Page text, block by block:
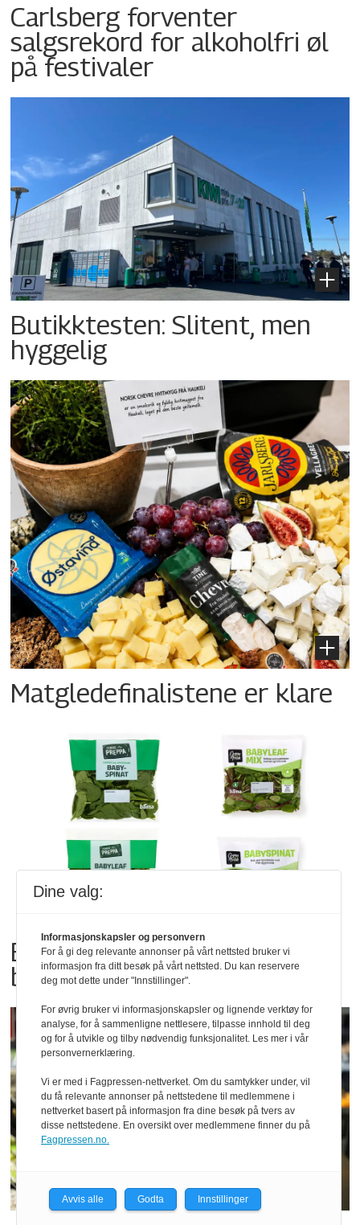
Carlsberg forventer
salgsrekord for alkoholfri øl
på festivaler
Butikktesten: Slitent, men
hyggelig
Matgledefinalistene er klare
Bama tilbakekaller
babyspinat og babyleaf mix
Dine valg:
Informasjonskapsler og personvern
For å gi deg relevante annonser på vårt nettsted bruker vi
informasjon fra ditt besøk på vårt nettsted. Du kan reservere
deg mot dette under "Innstillinger".
For øvrig bruker vi informasjonskapsler og lignende verktøy for
analyse, for å sammenligne nettlesere, tilpasse innhold til deg
og for å utvikle og tilby nødvendig funksjonalitet. Les mer i vår
personvernerklæring.
Vi er med i Fagpressen-nettverket. Om du samtykker under, vil
du få relevante annonser på nettstedene til medlemmene i
nettverket basert på informasjon fra dine besøk på tvers av
disse nettstedene. En oversikt over medlemmene finner du på
Fagpressen.no.
Avvis alle Godta Innstillinger